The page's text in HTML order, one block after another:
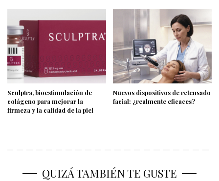
Sculptra, bioestimulación de
colágeno para mejorar la
firmeza y la calidad de la piel
Nuevos dispositivos de retensado
facial: ¿realmente eficaces?
QUIZÁ TAMBIÉN TE GUSTE